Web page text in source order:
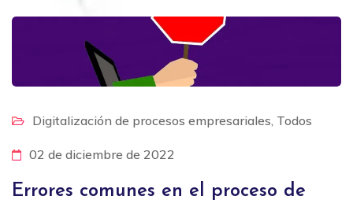
Digitalización de procesos empresariales, Todos
02 de diciembre de 2022
Errores comunes en el proceso de